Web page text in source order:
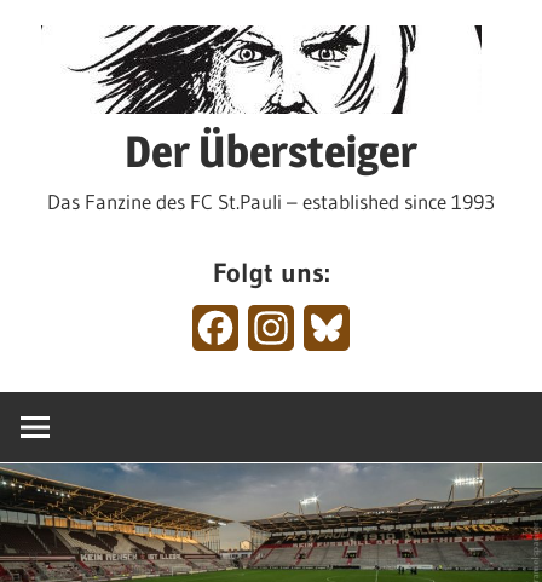
Der Übersteiger
Das Fanzine des FC St.Pauli – established since 1993
Folgt uns:
FacebookInstagram